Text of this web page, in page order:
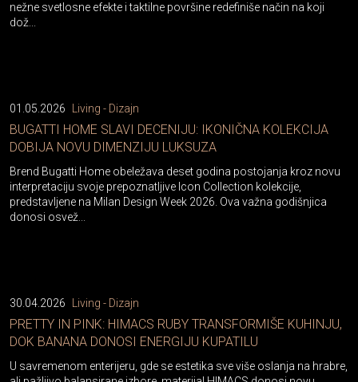
nežne svetlosne efekte i taktilne površine redefiniše način na koji
dož...
01.05.2026 Living - Dizajn
BUGATTI HOME SLAVI DECENIJU: IKONIČNA KOLEKCIJA
DOBIJA NOVU DIMENZIJU LUKSUZA
Brend Bugatti Home obeležava deset godina postojanja kroz novu
interpretaciju svoje prepoznatljive Icon Collection kolekcije,
predstavljene na Milan Design Week 2026. Ova važna godišnjica
donosi osvež...
30.04.2026 Living - Dizajn
PRETTY IN PINK: HIMACS RUBY TRANSFORMIŠE KUHINJU,
DOK BANANA DONOSI ENERGIJU KUPATILU
U savremenom enterijeru, gde se estetika sve više oslanja na hrabre,